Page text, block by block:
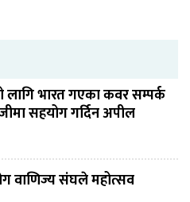
लागि भारत गएका कवर सम्पर्क
सहयोग गर्दिन अपील
वाणिज्य संघले महोत्सव